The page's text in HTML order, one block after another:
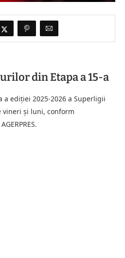
din Etapa a 15-a
a ediției 2025-2026 a Superligii
vineri și luni, conform